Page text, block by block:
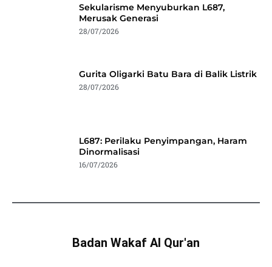
Sekularisme Menyuburkan L687,
Merusak Generasi
28/07/2026
Gurita Oligarki Batu Bara di Balik Listrik
28/07/2026
L687: Perilaku Penyimpangan, Haram
Dinormalisasi
16/07/2026
Badan Wakaf Al Qur'an